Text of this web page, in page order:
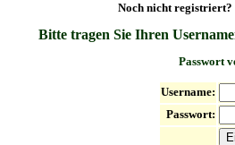
Noch nicht registriert?
Bitte tragen Sie Ihren
Passwort
Username:
Passwort: